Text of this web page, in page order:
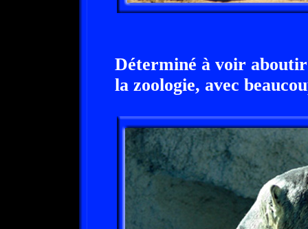
Déterminé à voir
la zoologie, avec